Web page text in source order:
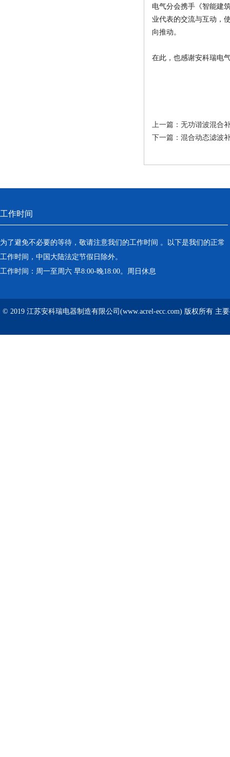
电气分会携手《智能建
业代表的交流与互动，
向推动。
在此，也感谢安科瑞电
上一篇： 无功谐波混合
下一篇： 混合动态滤波
工作时间
为了避免不必要的等待，敬请注意我们的工作时间 。以下是我们的正常
工作时间，中国大陆法定节假日除外。
工作时间：周一至周六 早8:00-晚18:00。周日休息
© 2019 江苏安科瑞电器制造有限公司(www.acrel-ecc.com) 版权所有 主